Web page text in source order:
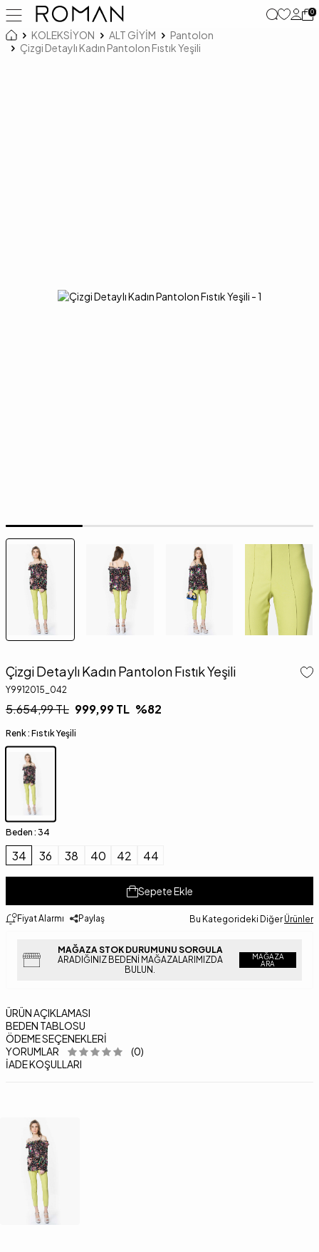
0
KOLEKSİYON ALT GİYİM
Pantolon
Çizgi Detaylı Kadın Pantolon Fıstık Yeşili
Çizgi Detaylı Kadın Pantolon Fıstık Yeşili
Y9912015_042
5.654,99TL 999,99TL %82
Renk : Fıstık Yeşili
Beden : 34
34 36 38 40 42 44
Sepete Ekle
Fiyat Alarmı Paylaş Bu Kategorideki Diğer Ürünler
MAĞAZA STOK DURUMUNU SORGULA
ARADIĞINIZ BEDENI MAĞAZALARIMIZDA
BULUN.
MAĞAZA
ARA
ÜRÜN AÇIKLAMASI
BEDEN TABLOSU
ÖDEME SEÇENEKLERI
YORUMLAR
(0)
İADE KOŞULLARI